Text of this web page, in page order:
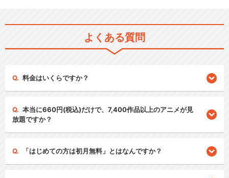
よくある質問
料金はいくらですか？
本当に660円(税込)だけで、7,400作品以上のアニメが見
放題ですか？
「はじめての方は初月無料」とはなんですか？